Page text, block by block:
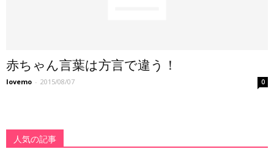
赤ちゃん言葉は方言で違う！
lovemo - 2015/08/07 0
人気の記事